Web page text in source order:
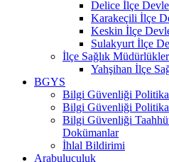
Delice İlçe
Karakeçili İlçe
Keskin İlçe
Sulakyurt İlçe
İlçe Sağlık
Yahşihan İlçe
BGYS
Bilgi Güvenliği
Bilgi Güvenliği
Bilgi Güvenliği
Dokümanlar
İhlal Bildirimi
Arabuluculuk